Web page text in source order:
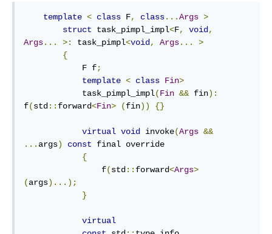
template < class F, class...Args >
struct task_pimpl_impl<F, void ,
Args... >: task_pimpl<void , Args...
>
{
            F f
;
template < class Fin>
            task_pimpl_impl
(Fin && fin):
f(std :: forward<Fin> (fin)) {}
virtual void invoke(Args &&
... args) const final override
{
                f
(std :: forward<Args>
(args)...);
}
virtual